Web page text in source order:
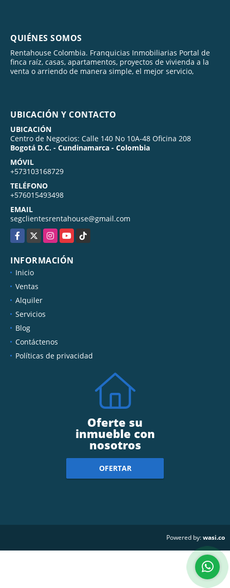
QUIÉNES SOMOS
Rentahouse Colombia. Franquicias Inmobiliarias Portal de
finca raíz, casas, apartamentos, proyectos de vivienda a la
venta o arriendo de manera simple, el mejor servicio,
UBICACIÓN Y CONTACTO
UBICACIÓN
Centro de Negocios: Calle 140 No 10A-48 Oficina 208
Bogotá D.C. - Cundinamarca - Colombia
MÓVIL
+573103168729
TELÉFONO
+576015493498
EMAIL
segclientesrentahouse@gmail.com
Facebook
X InstagramYouTubeTikTok
INFORMACIÓN
Inicio
Ventas
Alquiler
Servicios
Blog
Contáctenos
Políticas de privacidad
Oferte su
inmueble con
nosotros
OFERTAR
Powered by:wasi.co